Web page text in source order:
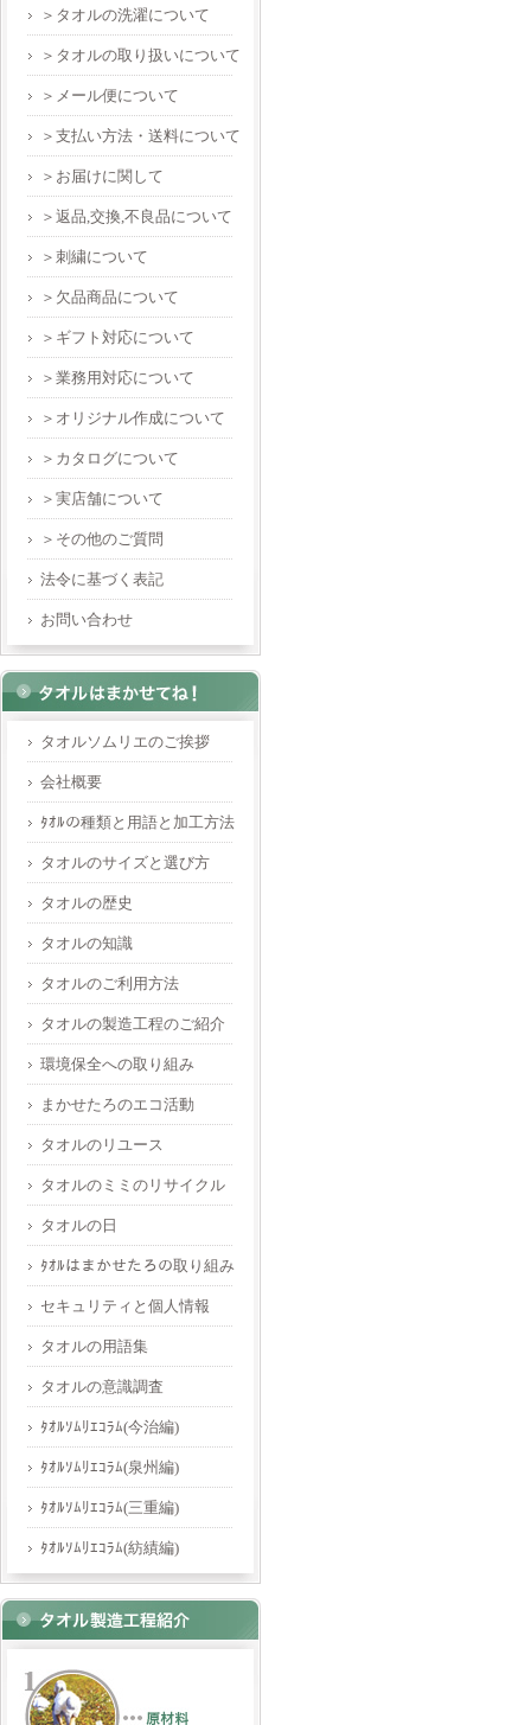
＞タオルの洗濯について
＞タオルの取り扱いについて
＞メール便について
＞支払い方法・送料について
＞お届けに関して
＞返品,交換,不良品について
＞刺繍について
＞欠品商品について
＞ギフト対応について
＞業務用対応について
＞オリジナル作成について
＞カタログについて
＞実店舗について
＞その他のご質問
法令に基づく表記
お問い合わせ
タオルソムリエのご挨拶
会社概要
ﾀｵﾙの種類と用語と加工方法
タオルのサイズと選び方
タオルの歴史
タオルの知識
タオルのご利用方法
タオルの製造工程のご紹介
環境保全への取り組み
まかせたろのエコ活動
タオルのリユース
タオルのミミのリサイクル
タオルの日
ﾀｵﾙはまかせたろの取り組み
セキュリティと個人情報
タオルの用語集
タオルの意識調査
ﾀｵﾙｿﾑﾘｴｺﾗﾑ(今治編)
ﾀｵﾙｿﾑﾘｴｺﾗﾑ(泉州編)
ﾀｵﾙｿﾑﾘｴｺﾗﾑ(三重編)
ﾀｵﾙｿﾑﾘｴｺﾗﾑ(紡績編)